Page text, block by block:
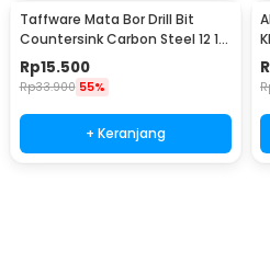
Taffware Mata Bor Drill Bit
Countersink Carbon Steel 12 16
19mm 3 PCS
Rp15.500
Rp33.900 55%
+ Keranjang